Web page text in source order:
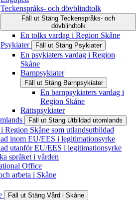
Teckenspråks- och dövblindtolk
Fäll ut Stäng Teckenspråks- och
dövblindtolk
En tolks vardag i Region Skåne
Psykiater
Fäll ut Stäng Psykiater
En psykiaters vardag i Region
Skåne
Barnpsykiater
Fäll ut Stäng Barnpsykiater
En barnpsykiaters vardag i
Region Skåne
Rättspsykiater
Fäll ut Stäng Utbildad utomlands
Region Skåne som utlandsutbildad
inom EU/EES i legitimationsyrke
utanför EU/EES i legitimationsyrke
språket i vården
Office
arbeta i Skåne
Fäll ut Stäng Vård i Skåne